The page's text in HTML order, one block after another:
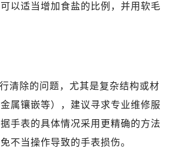
以适当增加食盐的比例，并用软毛
清除的问题，尤其是复杂结构或材
属镶嵌等），建议寻求专业维修服
手表的具体情况采用更精确的方法
不当操作导致的手表损伤。